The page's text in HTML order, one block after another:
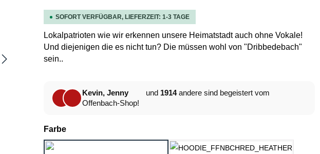
SOFORT VERFÜGBAR, LIEFERZEIT: 1-3 TAGE
Lokalpatrioten wie wir erkennen unsere Heimatstadt auch ohne Vokale!
Und diejenigen die es nicht tun? Die müssen wohl von "Dribbedebach"
sein..
Kevin, Jenny und 1914andere sind begeistert vom
Offenbach-Shop!
Farbeauswählen